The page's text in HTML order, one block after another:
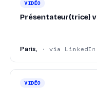
VIDÉO
Présentateur(trice)
Paris, · via LinkedIn
VIDÉO